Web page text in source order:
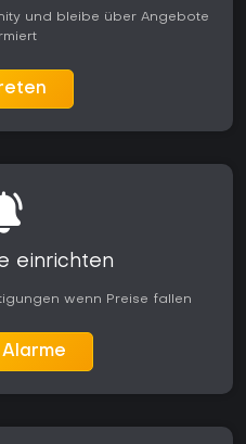
und bleibe über Angebote
einrichten
wenn Preise fallen